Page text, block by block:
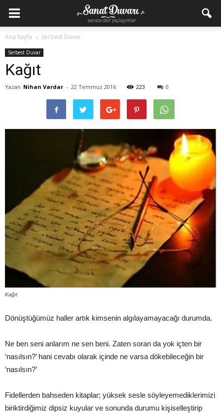
Ana Sayfa Serbest Duvar
Serbest Duvar
Kağıt
Yazan Nihan Vardar - 22 Temmuz 2016 223 0
Kağıt
Dönüştüğümüz haller artık kimsenin algılayamayacağı durumda.
Ne ben seni anlarım ne sen beni. Zaten soran da yok içten bir
‘nasılsın?’ hani cevabı olarak içinde ne varsa dökebileceğin bir
‘nasılsın?’
Fidellerden bahseden kitaplar; yüksek sesle söyleyemediklerimizi
biriktirdiğimiz dipsiz kuyular ve sonunda durumu kişiselleştirip